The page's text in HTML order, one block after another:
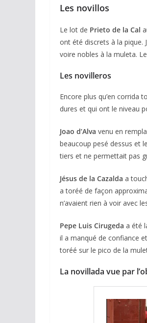
Les novillos
Le lot de Prieto de la Cal
ont été discrets à la pique.
voire nobles à la muleta.
Les novilleros
Encore plus qu’en corrida
dures et qui ont le niveau
Joao d’Alva venu en
beaucoup pesé dessus et
tiers et ne permettait pas
Jésus de la Cazalda a
a toréé de façon
n’avaient rien à voir avec
Pepe Luis Cirugeda a été
il a manqué de confiance
toréé sur le pico de la
La novillada vue par
02/